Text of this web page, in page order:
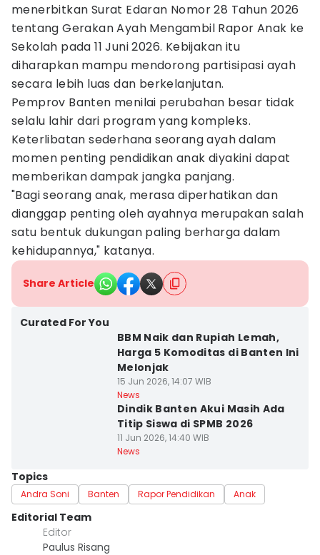
menerbitkan Surat Edaran Nomor 28 Tahun 2026
tentang Gerakan Ayah Mengambil Rapor Anak ke
Sekolah pada 11 Juni 2026. Kebijakan itu
diharapkan mampu mendorong partisipasi ayah
secara lebih luas dan berkelanjutan.
Pemprov Banten menilai perubahan besar tidak
selalu lahir dari program yang kompleks.
Keterlibatan sederhana seorang ayah dalam
momen penting pendidikan anak diyakini dapat
memberikan dampak jangka panjang.
"Bagi seorang anak, merasa diperhatikan dan
dianggap penting oleh ayahnya merupakan salah
satu bentuk dukungan paling berharga dalam
kehidupannya," katanya.
Share Article
Curated For You
BBM Naik dan Rupiah Lemah,
Harga 5 Komoditas di Banten Ini
Melonjak
15 Jun 2026, 14:07 WIB
News
Dindik Banten Akui Masih Ada
Titip Siswa di SPMB 2026
11 Jun 2026, 14:40 WIB
News
Topics
Andra Soni Banten Rapor Pendidikan Anak
Editorial Team
Editor
Paulus Risang